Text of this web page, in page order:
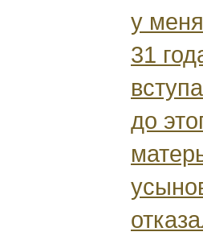
у
31
до